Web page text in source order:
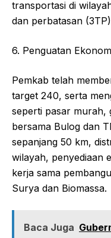
transportasi di
dan perbatasan
6. Penguatan
Pemkab telah
target 240, serta
seperti pasar murah,
bersama Bulog dan
sepanjang 50 km,
wilayah, penyediaan
kerja sama
Surya dan Biomassa.
Baca Juga